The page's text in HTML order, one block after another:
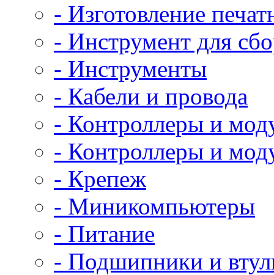
- Изготовление
- Инструмент для
- Инструменты
- Кабели и провода
- Контроллеры и
- Контроллеры и
- Крепеж
- Миникомпьютеры
- Питание
- Подшипники и